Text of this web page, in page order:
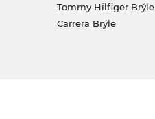
Tommy Hilfiger Brýle
Carrera Brýle